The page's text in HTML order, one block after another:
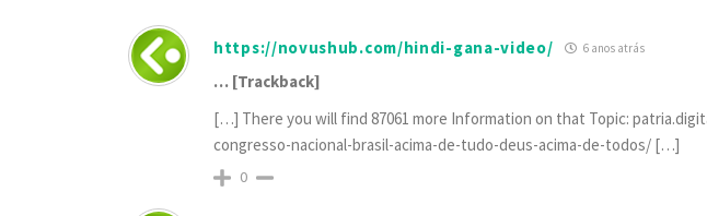
https://novushub.com/hindi-gana-video/ 6 anos atrás
… [Trackback]
[…] There you will find 87061 more Information on that Topic:
congresso-nacional-brasil-acima-de-tudo-deus-acima-de-todos/ […]
0